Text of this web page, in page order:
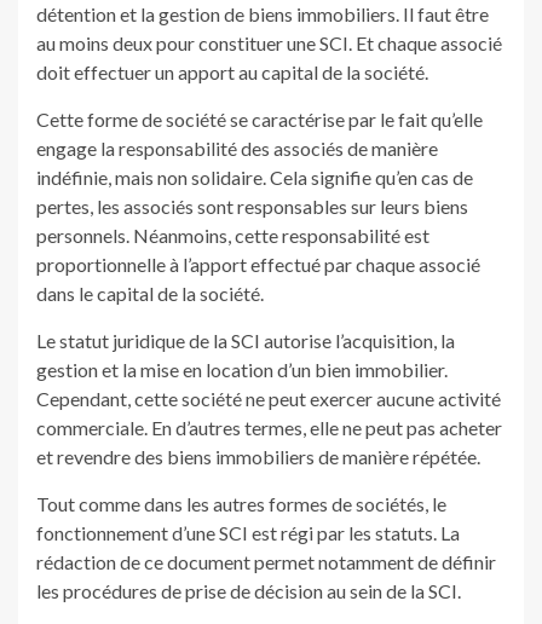
détention et la gestion de biens immobiliers. Il faut être
au moins deux pour constituer une SCI. Et chaque associé
doit effectuer un apport au capital de la société.
Cette forme de société se caractérise par le fait qu’elle
engage la responsabilité des associés de manière
indéfinie, mais non solidaire. Cela signifie qu’en cas de
pertes, les associés sont responsables sur leurs biens
personnels. Néanmoins, cette responsabilité est
proportionnelle à l’apport effectué par chaque associé
dans le capital de la société.
Le statut juridique de la SCI autorise l’acquisition, la
gestion et la mise en location d’un bien immobilier.
Cependant, cette société ne peut exercer aucune activité
commerciale. En d’autres termes, elle ne peut pas acheter
et revendre des biens immobiliers de manière répétée.
Tout comme dans les autres formes de sociétés, le
fonctionnement d’une SCI est régi par les statuts. La
rédaction de ce document permet notamment de définir
les procédures de prise de décision au sein de la SCI.